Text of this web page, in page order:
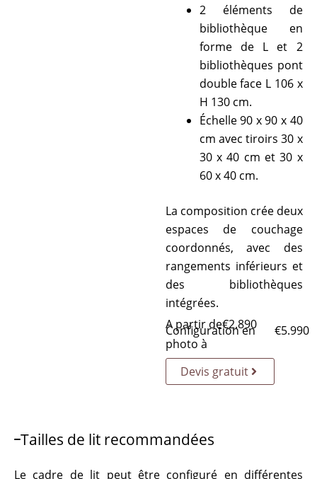
2 éléments de
bibliothèque en
forme de L et 2
bibliothèques pont
double face L 106 x
H 130 cm.
Échelle 90 x 90 x 40
cm avec tiroirs 30 x
30 x 40 cm et 30 x
60 x 40 cm.
La composition crée deux
espaces de couchage
coordonnés, avec des
rangements inférieurs et
des bibliothèques
intégrées.
A partir de€2.890
Configuration en
photo à
€5.990
Devis gratuit
Tailles de lit recommandées
Le cadre de lit peut être configuré en différentes